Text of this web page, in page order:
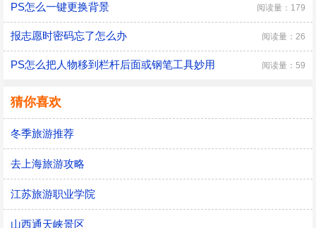
PS怎么一键更换背景 阅读量：179
报志愿时密码忘了怎么办 阅读量：26
PS怎么把人物移到栏杆后面或钢笔工具妙用 阅读量：59
猜你喜欢
冬季旅游推荐
去上海旅游攻略
江苏旅游职业学院
山西通天峡景区